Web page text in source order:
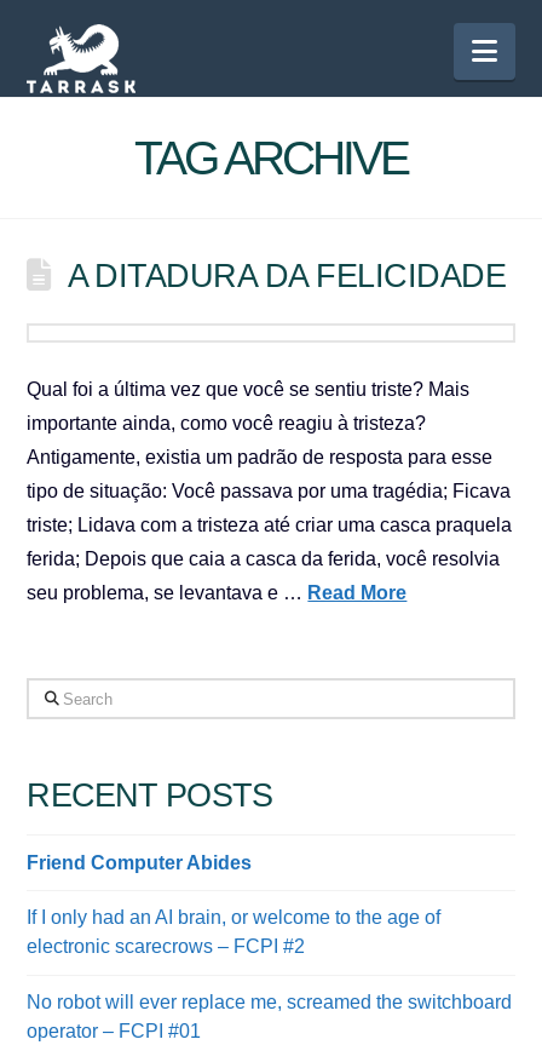
TAG ARCHIVE
A DITADURA DA FELICIDADE
Qual foi a última vez que você se sentiu triste? Mais
importante ainda, como você reagiu à tristeza?
Antigamente, existia um padrão de resposta para esse
tipo de situação: Você passava por uma tragédia; Ficava
triste; Lidava com a tristeza até criar uma casca praquela
ferida; Depois que caia a casca da ferida, você resolvia
seu problema, se levantava e … Read More
Search
RECENT POSTS
Friend Computer Abides
If I only had an AI brain, or welcome to the age of
electronic scarecrows – FCPI #2
No robot will ever replace me, screamed the switchboard
operator – FCPI #01